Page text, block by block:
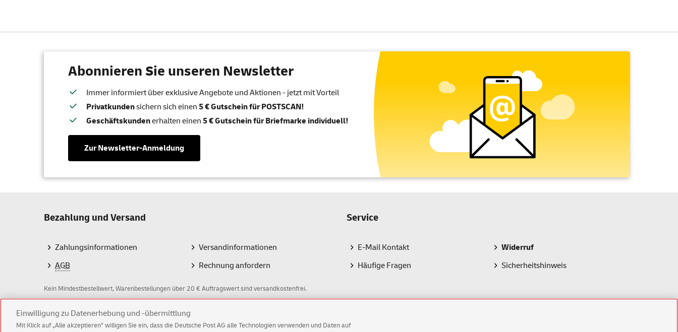
Abonnieren Sie unseren Newsletter
Immer informiert über exklusive Angebote und Aktionen - jetzt mit Vorteil
Privatkundensichern sich einen 5 € Gutschein für POSTSCAN!
Geschäftskundenerhalten einen 5 € Gutschein für Briefmarke individuell!
Zur Newsletter-Anmeldung
Bezahlung und Versand
Zahlungsinformationen
AGB
Versandinformationen
Rechnung anfordern
Service
E-Mail Kontakt
Häufige Fragen
Widerruf
Sicherheitshinweis
Kein Mindestbestellwert, Warenbestellungen über 20 € Auftragswert sind versandkostenfrei.
Z
Einwilligung zu Datenerhebung und -übermittlung
Mit Klick auf „Alle akzeptieren” willigen Sie ein, dass die Deutsche Post AG alle Technologien verwenden und Daten auf